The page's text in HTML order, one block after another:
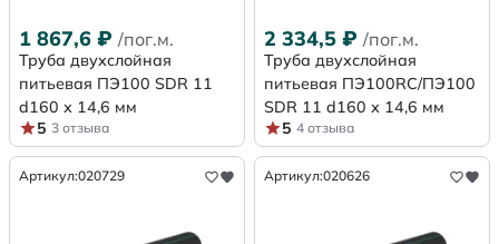
1 867,6 ₽ /пог.м.
Труба двухслойная
питьевая ПЭ100 SDR 11
d160 х 14,6 мм
5 3 отзыва
2 334,5 ₽ /пог.м.
Труба двухслойная
питьевая ПЭ100RC/ПЭ100
SDR 11 d160 х 14,6 мм
5 4 отзыва
Артикул:020729 Артикул:020626